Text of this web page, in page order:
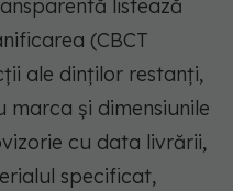
listează
(CBCT
ale dinților restanți,
și dimensiunile
cu data livrării,
specificat,